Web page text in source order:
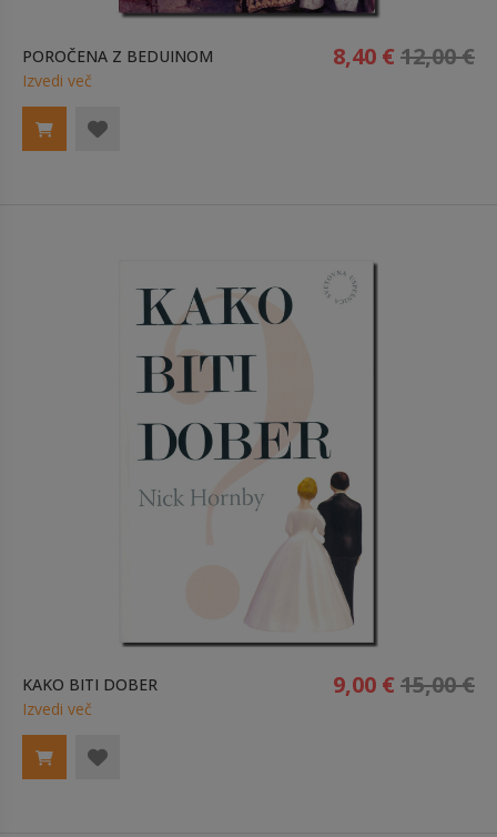
POROČENA Z BEDUINOM 8,40 € 12,00 €
Izvedi več
KAKO BITI DOBER 9,00 € 15,00 €
Izvedi več